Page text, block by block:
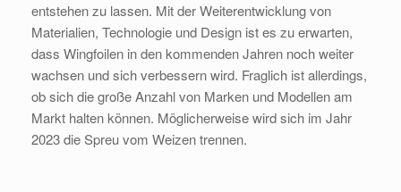
entstehen zu lassen. Mit der Weiterentwicklung von
Materialien, Technologie und Design ist es zu erwarten,
dass Wingfoilen in den kommenden Jahren noch weiter
wachsen und sich verbessern wird. Fraglich ist allerdings,
ob sich die große Anzahl von Marken und Modellen am
Markt halten können. Möglicherweise wird sich im Jahr
2023 die Spreu vom Weizen trennen.